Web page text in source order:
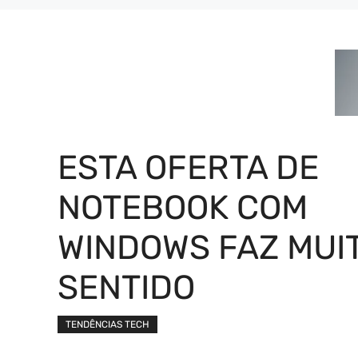
ESTA OFERTA DE
NOTEBOOK COM
WINDOWS FAZ
SENTIDO
TENDÊNCIAS TECH